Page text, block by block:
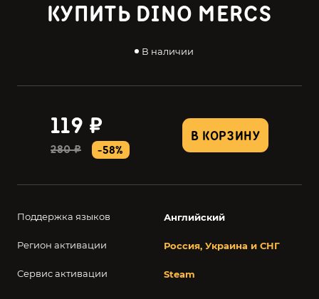
КУПИТЬ DINO MERCS
В наличии
В КОРЗИНУ
119 ₽
280 ₽ -58%
Поддержка языков Английский
Регион активации Россия, Украина и СНГ
Сервис активации Steam